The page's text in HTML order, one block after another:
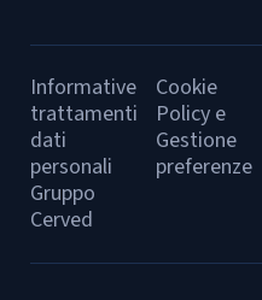
Informative
trattamenti
dati
personali
Gruppo
Cerved
Cookie
Policy e
Gestione
preferenze